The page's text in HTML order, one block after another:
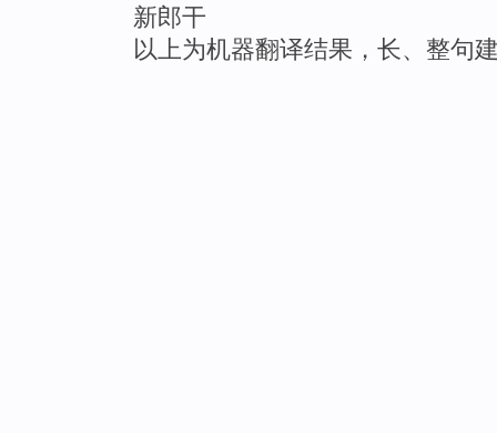
新郎干
以上为机器翻译结果，长、整句